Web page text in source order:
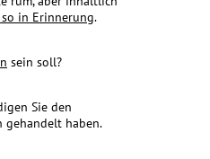
in Erinnerung.
sein soll?
Sie den
gehandelt haben.